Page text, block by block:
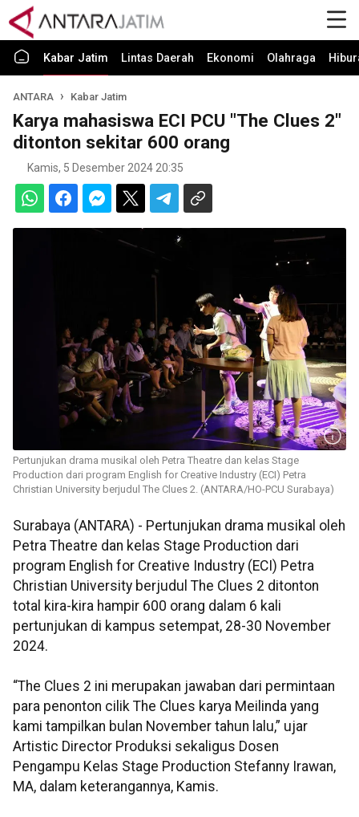
Kabar Jatim Lintas Daerah Ekonomi Olahraga
ANTARA Kabar Jatim
Karya mahasiswa ECI PCU "The Clues 2"
ditonton sekitar 600 orang
Kamis, 5 Desember 2024 20:35
Pertunjukan drama musikal oleh Petra Theatre dan kelas Stage
Production dari program English for Creative Industry (ECI) Petra
Christian University berjudul The Clues 2. (ANTARA/HO-PCU Surabaya)
Surabaya (ANTARA) - Pertunjukan drama musikal oleh
Petra Theatre dan kelas Stage Production dari
program English for Creative Industry (ECI) Petra
Christian University berjudul The Clues 2 ditonton
total kira-kira hampir 600 orang dalam 6 kali
pertunjukan di kampus setempat, 28-30 November
2024.
“The Clues 2 ini merupakan jawaban dari permintaan
para penonton cilik The Clues karya Meilinda yang
kami tampilkan bulan November tahun lalu,” ujar
Artistic Director Produksi sekaligus Dosen
Pengampu Kelas Stage Production Stefanny Irawan,
MA, dalam keterangannya, Kamis.